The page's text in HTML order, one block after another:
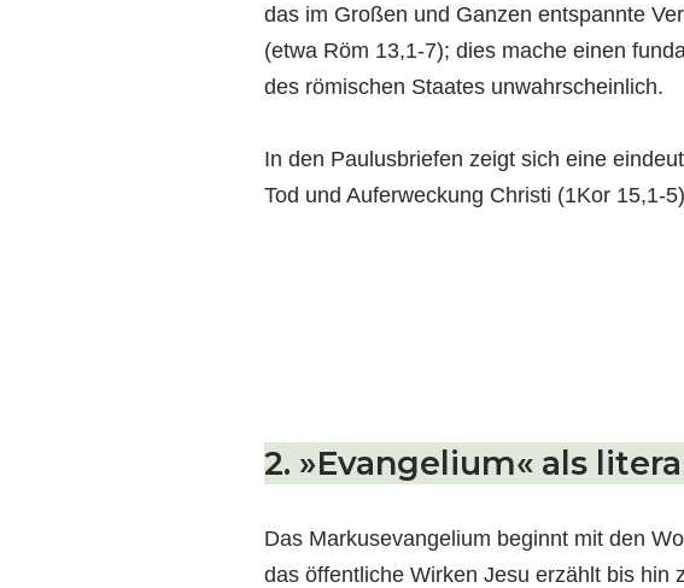
das im Großen und Ganzen entspannte
(etwa Röm 13,1-7); dies mache einen
des römischen Staates unwahrscheinlich.
In den Paulusbriefen zeigt sich eine
Tod und Auferweckung Christi (1Kor 15,1-
2. »Evangelium« als
Das Markusevangelium beginnt mit den
das öffentliche Wirken Jesu erzählt bis hin